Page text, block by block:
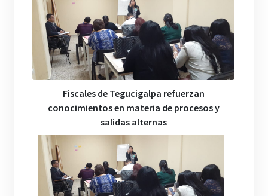
Fiscales de Tegucigalpa refuerzan
conocimientos en materia de procesos y
salidas alternas